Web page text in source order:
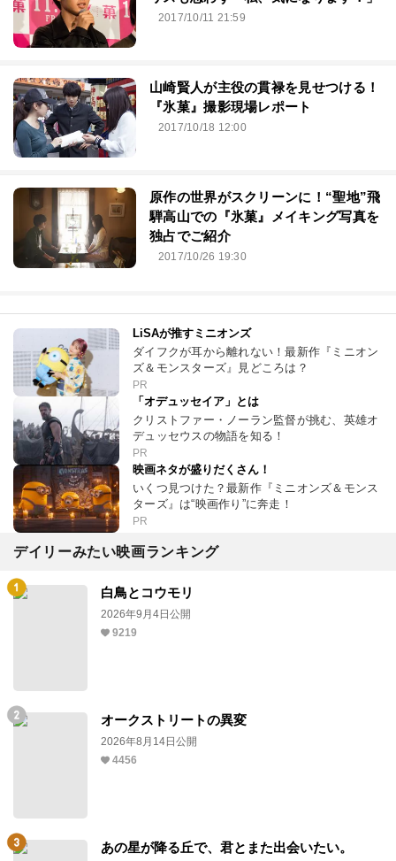
2017/10/11 21:59
山崎賢人が主役の貫禄を見せつける！
『氷菓』撮影現場レポート
2017/10/18 12:00
原作の世界がスクリーンに！“聖地”飛
騨高山での『氷菓』メイキング写真を
独占でご紹介
2017/10/26 19:30
LiSAが推すミニオンズ
ダイフクが耳から離れない！最新作『ミニオン
ズ＆モンスターズ』見どころは？
PR
「オデュッセイア」とは
クリストファー・ノーラン監督が挑む、英雄オ
デュッセウスの物語を知る！
PR
映画ネタが盛りだくさん！
いくつ見つけた？最新作『ミニオンズ＆モンス
ターズ』は“映画作り”に奔走！
PR
デイリーみたい映画ランキング
白鳥とコウモリ
2026年9月4日公開
9219
オークストリートの異変
2026年8月14日公開
4456
あの星が降る丘で、君とまた出会いたい。